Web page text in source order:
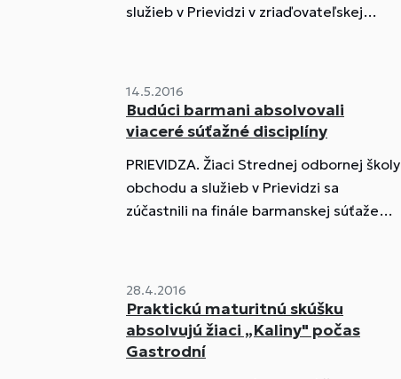
služieb v Prievidzi v zriaďovateľskej
ročníka učebného odboru pracovník v
potravinárstve – výroba trvanlivých
Jana Dubinová.
14.5.2016
Budúci barmani absolvovali
viaceré súťažné disciplíny
PRIEVIDZA. Žiaci Strednej odbornej školy
obchodu a služieb v Prievidzi sa
zúčastnili na finále barmanskej súťaže
28.4.2016
Praktickú maturitnú skúšku
absolvujú žiaci „Kaliny" počas
Gastrodní